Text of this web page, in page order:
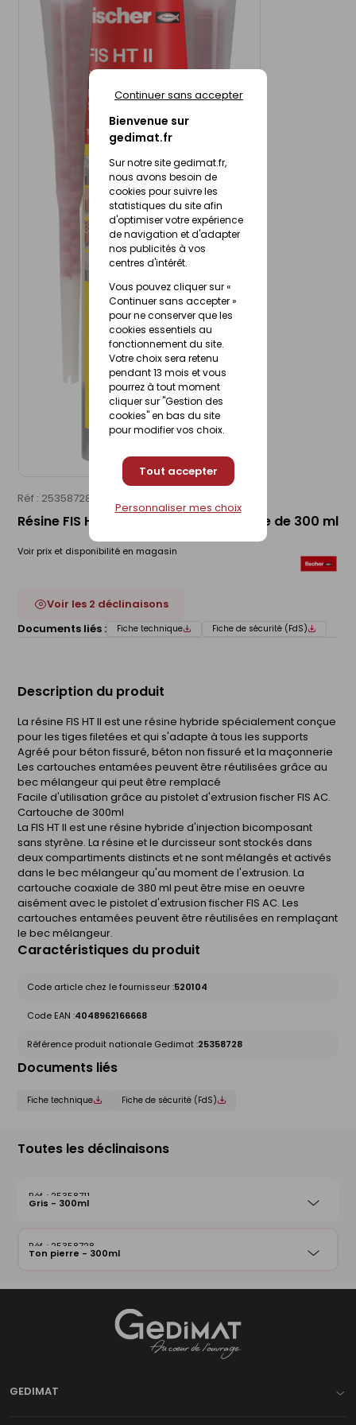
Bienvenue sur
gedimat.fr
Sur notre site gedimat.fr,
nous avons besoin de
cookies pour suivre les
statistiques du site afin
d'optimiser votre expérience
de navigation et d'adapter
nos publicités à vos
centres d'intérêt.
Vous pouvez cliquer sur «
Continuer sans accepter »
pour ne conserver que les
cookies essentiels au
fonctionnement du site.
Votre choix sera retenu
pendant 13 mois et vous
pourrez à tout moment
cliquer sur "Gestion des
cookies" en bas du site
pour modifier vos choix.
Tout accepter
Continuer sans accepter
Personnaliser mes choix
Réf : 25358728
Résine FIS HT II 300T pierre - cartouche de 300 ml
Voir prix et disponibilité en magasin
Voir les 2 déclinaisons
Documents liés :
Fiche technique Fiche de sécurité (FdS)
Description du produit
La résine FIS HT II est une résine hybride spécialement conçue
pour les tiges filetées et qui s'adapte à tous les supports
Agréé pour béton fissuré, béton non fissuré et la maçonnerie
Les cartouches entamées peuvent être réutilisées grâce au
bec mélangeur qui peut être remplacé
Facile d'utilisation grâce au pistolet d'extrusion fischer FIS AC.
Cartouche de 300ml
La FIS HT II est une résine hybride d'injection bicomposant
sans styrène. La résine et le durcisseur sont stockés dans
deux compartiments distincts et ne sont mélangés et activés
dans le bec mélangeur qu'au moment de l'extrusion. La
cartouche coaxiale de 380 ml peut être mise en oeuvre
aisément avec le pistolet d'extrusion fischer FIS AC. Les
cartouches entamées peuvent être réutilisées en remplaçant
le bec mélangeur.
Caractéristiques du produit
Code article chez le fournisseur :520104
Code EAN :4048962166668
Référence produit nationale Gedimat :25358728
Documents liés
Fiche technique Fiche de sécurité (FdS)
Toutes les déclinaisons
25358711
Gris - 300ml
25358728
Ton pierre - 300ml
GEDIMAT